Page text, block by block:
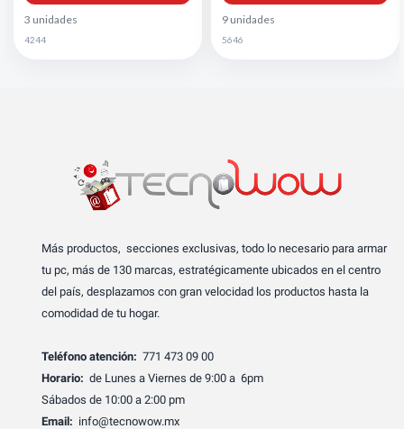
3 unidades
4244
9 unidades
5646
Más productos, secciones exclusivas, todo lo necesario para armar
tu pc, más de 130 marcas, estratégicamente ubicados en el centro
del país, desplazamos con gran velocidad los productos hasta la
comodidad de tu hogar.
Teléfono atención: 771 473 09 00
Horario: de Lunes a Viernes de 9:00 a 6pm
Sábados de 10:00 a 2:00 pm
Email: info@tecnowow.mx